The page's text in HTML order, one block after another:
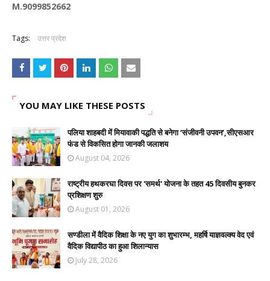
M.9099852662
Tags: उत्तर प्रदेश
YOU MAY LIKE THESE POSTS
पलिया शाहबदी में मियावाकी पद्धति से बनेगा ‘संजीवनी उपवन’,सीएसआर
फंड से विकसित होगा जानकी जलाशय
August 04, 2026
राष्ट्रीय हथकरघा दिवस पर 'समर्थ' योजना के तहत 45 दिवसीय बुनकर
प्रशिक्षण शुरु
August 01, 2026
सण्डीला में वैदिक शिक्षा के नए युग का शुभारम्भ, महर्षि याज्ञवल्क्य वेद एवं
वैदिक विद्यापीठ का हुआ शिलान्यास
July 28, 2026